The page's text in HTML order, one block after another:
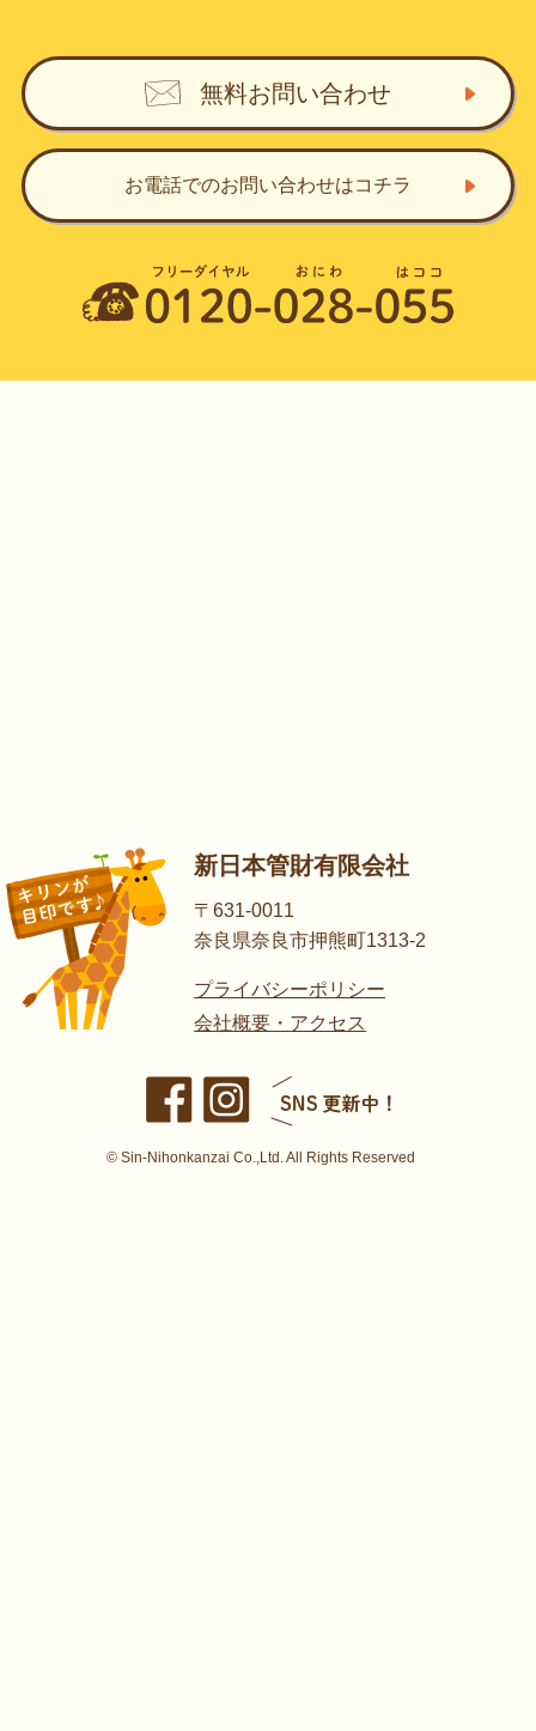
無料お問い合わせ
お電話でのお問い合わせはコチラ
新日本管財有限会社
〒631-0011
奈良県奈良市押熊町1313-2
プライバシーポリシー
会社概要・アクセス
© Sin-Nihonkanzai Co.,Ltd. All Rights Reserved